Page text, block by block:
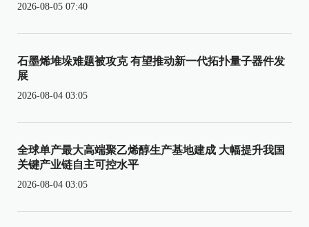
2026-08-05 07:40
石墨烯堆垛难题被攻克 有望推动新一代拓扑量子器件发
展
2026-08-04 03:05
全球单产最大高端聚乙烯醇生产基地建成 大幅提升我国
关键产业链自主可控水平
2026-08-04 03:05